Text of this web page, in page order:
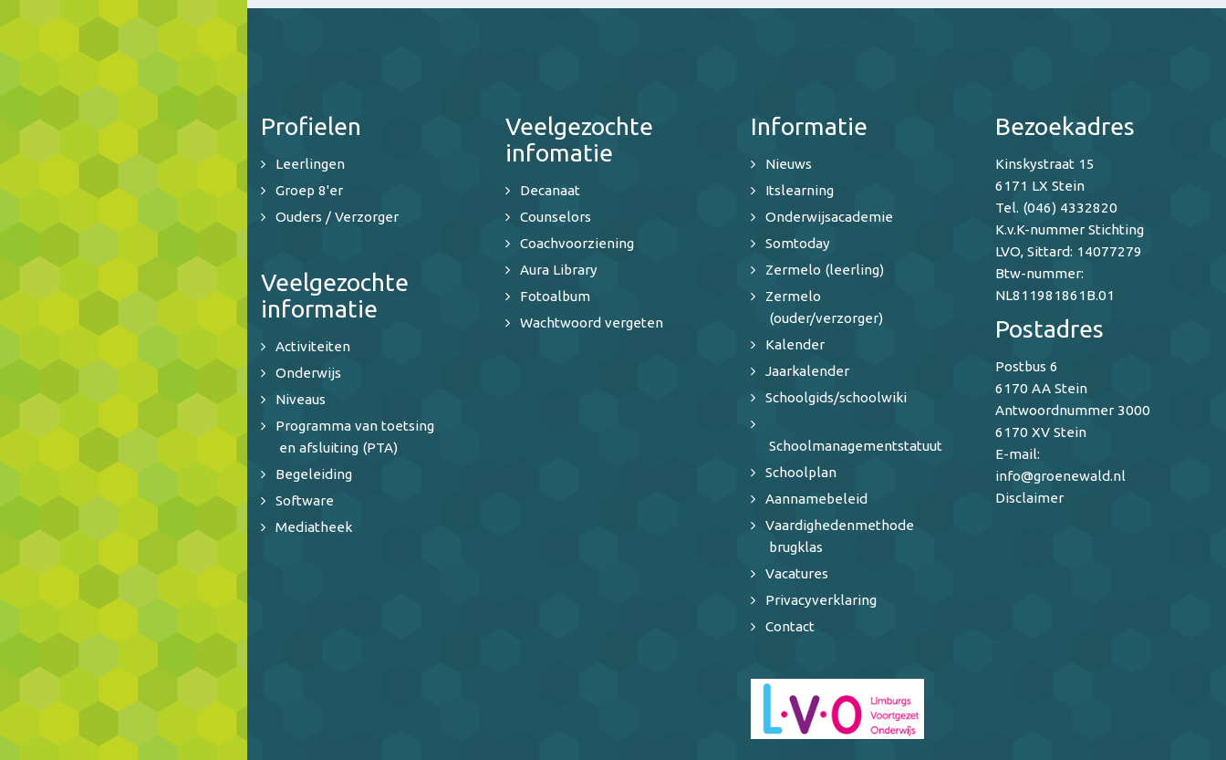
Profielen
Leerlingen
Groep 8'er
Ouders / Verzorger
Veelgezochte
informatie
Activiteiten
Onderwijs
Niveaus
Programma van toetsing
en afsluiting (PTA)
Begeleiding
Software
Mediatheek
Veelgezochte
infomatie
Decanaat
Counselors
Coachvoorziening
Aura Library
Fotoalbum
Wachtwoord vergeten
Informatie
Nieuws
Itslearning
Onderwijsacademie
Somtoday
Zermelo (leerling)
Zermelo
(ouder/verzorger)
Kalender
Jaarkalender
Schoolgids/schoolwiki
Schoolmanagementstatuut
Schoolplan
Aannamebeleid
Vaardighedenmethode
brugklas
Vacatures
Privacyverklaring
Contact
Bezoekadres
Kinskystraat 15
6171 LX Stein
Tel. (046) 4332820
K.v.K-nummer Stichting
LVO, Sittard: 14077279
Btw-nummer:
NL811981861B.01
Postadres
Postbus 6
6170 AA Stein
Antwoordnummer 3000
6170 XV Stein
E-mail:
info@groenewald.nl
Disclaimer